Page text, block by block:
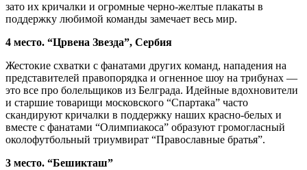
зато их кричалки и огромные черно-желтые плакаты в
поддержку любимой команды замечает весь мир.
4 место. “Црвена Звезда”, Сербия
Жестокие схватки с фанатами других команд, нападения на
представителей правопорядка и огненное шоу на трибунах —
это все про болельщиков из Белграда. Идейные вдохновители
и старшие товарищи московского “Спартака” часто
скандируют кричалки в поддержку наших красно-белых и
вместе с фанатами “Олимпиакоса” образуют громогласный
околофутбольный триумвират “Православные братья”.
3 место. “Бешикташ”